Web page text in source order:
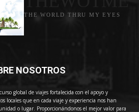
THE WORLD THRU MY EYES
NOSOTROS
global de viajes fortalecida con el apoyo y
locales que en cada viaje y experiencia nos han
o lugar. Proporcionándonos el mejor valor para